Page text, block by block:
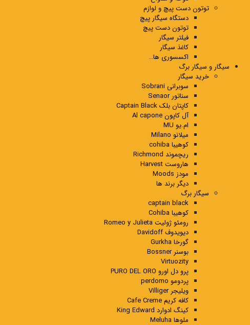
توتون دست پیچ و لوازم
دستگاه سیگار پیچ
توتون دست پیچ
فیلتر سیگار
کاغذ سیگار
اکسسوری ها..
سیگار و سیگار برگ
خرید سیگار
سوبرانی Sobrani
سناتور Senaor
کاپتان بلک Captain Black
آل کاپون Al capone
ام.یو MU
میلانو Milano
کوهیبا cohiba
ریچموند Richmond
هاروست Harvest
مودز Moods
دیگر برند ها
سیگار برگ
captain black
کوهیبا Cohiba
رومئو ژولیت Romeo y Julieta
دیویدوف Davidoff
گورخا Gurkha
بوسنر Bossner
Virtuozity
پرو دل اورو PURO DEL ORO
پردومو perdomo
ویلیجر Villiger
کافه کریم Cafe Creme
کینگ ادوارد King Edward
ملوها Meluha